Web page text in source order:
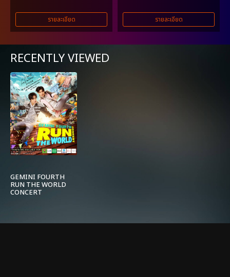
รายละเอียด รายละเอียด
RECENTLY VIEWED
GEMINI FOURTH
RUN THE WORLD
CONCERT